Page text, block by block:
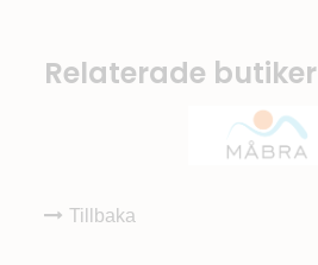
Relaterade butiker
Tillbaka